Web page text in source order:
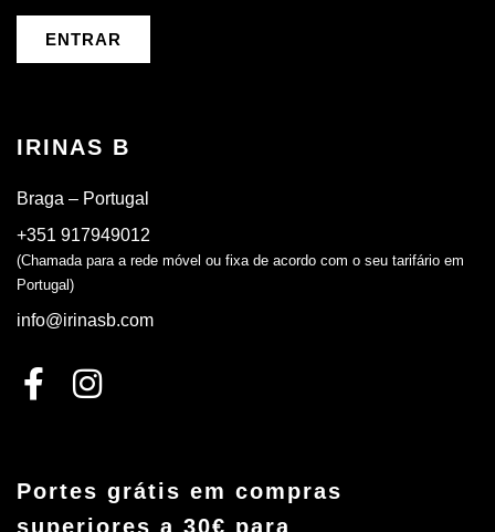
ENTRAR
IRINAS B
Braga – Portugal
+351 917949012
(Chamada para a rede móvel ou fixa de acordo com o seu tarifário em
Portugal)
info@irinasb.com
Portes grátis em compras
superiores a 30€ para